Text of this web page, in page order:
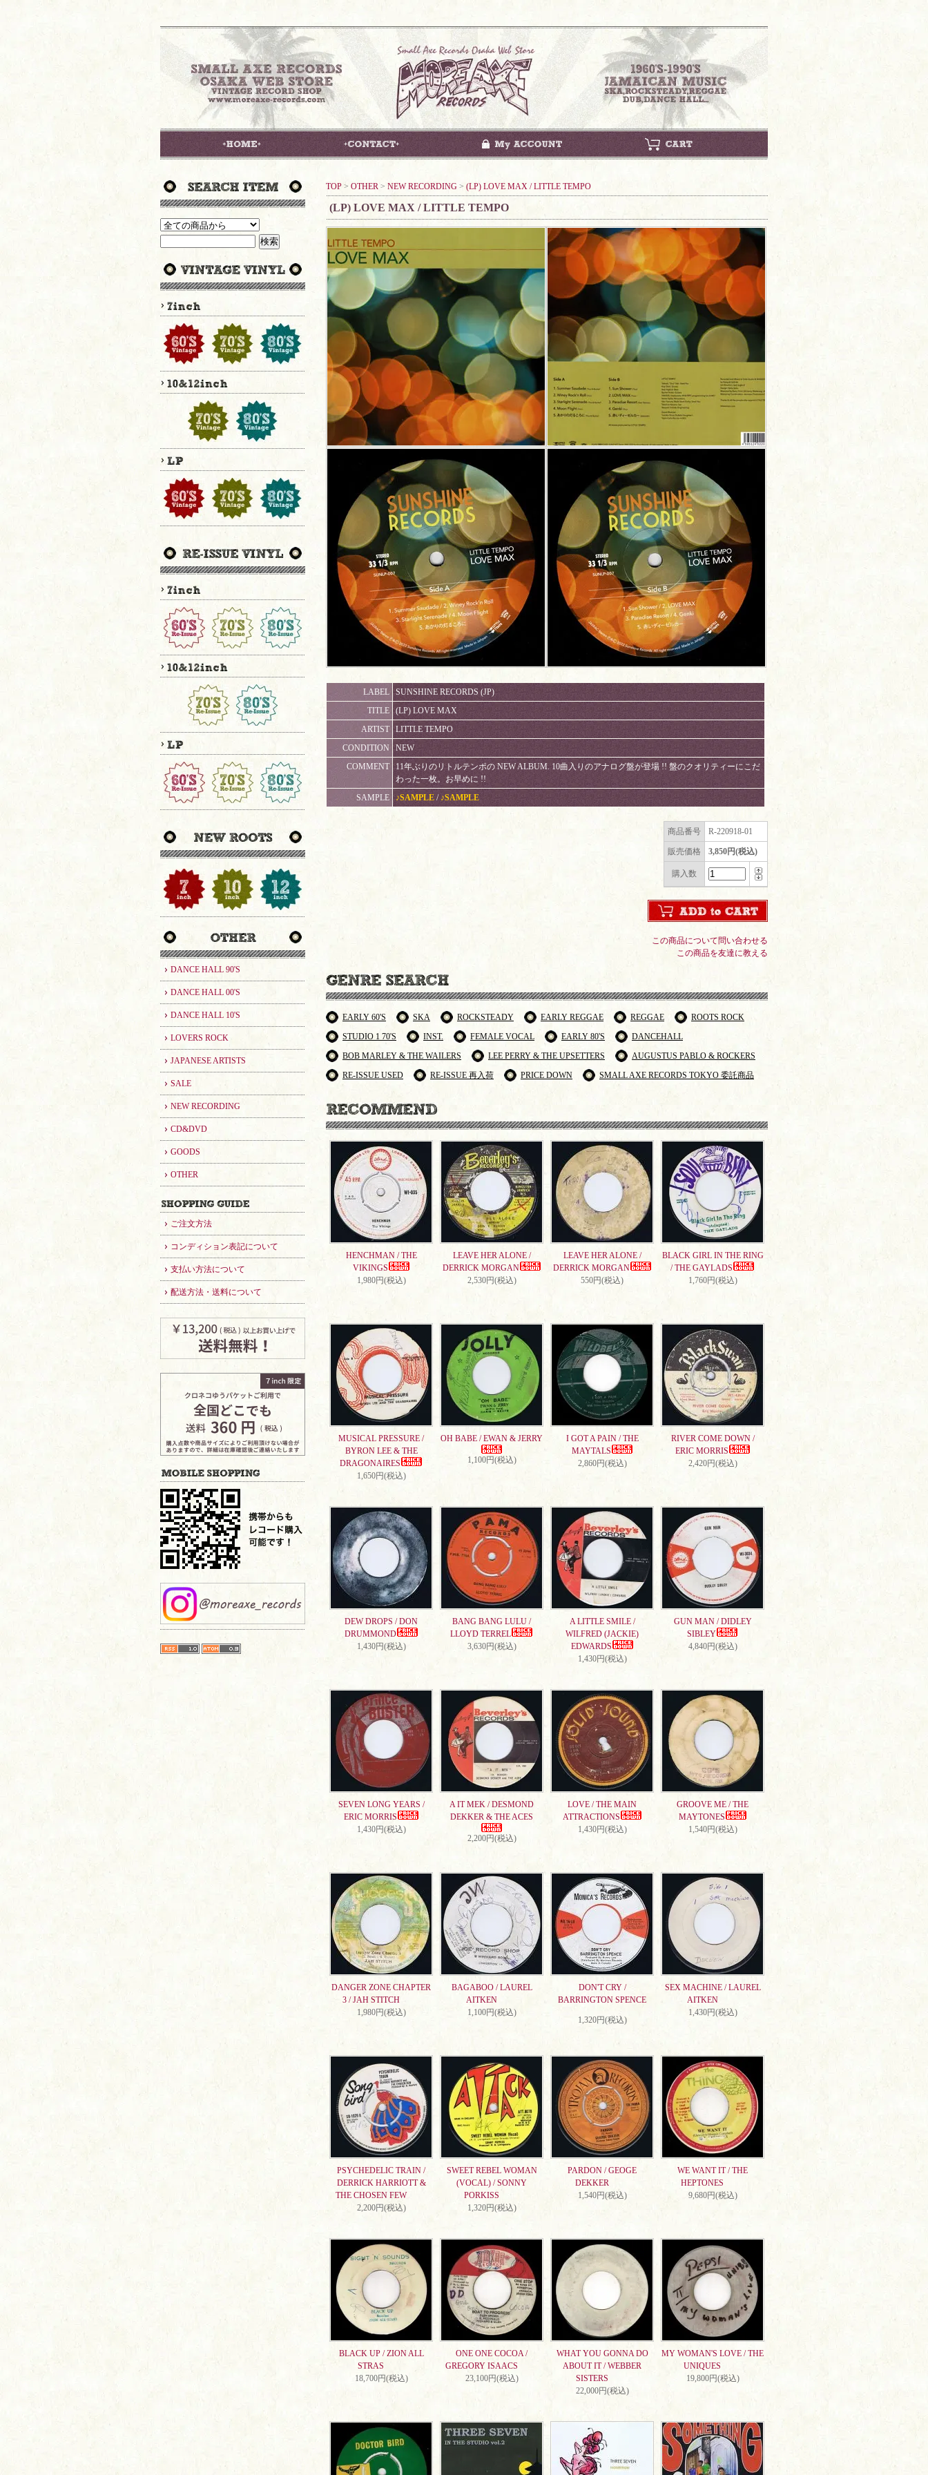
DANCE HALL 90'S
DANCE HALL 00'S
DANCE HALL 10'S
LOVERS ROCK
JAPANESE ARTISTS
SALE
NEW RECORDING
CD&DVD
GOODS
OTHER
ご注文方法
コンディション表記について
支払い方法について
配送方法・送料について
TOP > OTHER > NEW RECORDING > (LP) LOVE MAX / LITTLE TEMPO
(LP) LOVE MAX / LITTLE TEMPO
LABEL
SUNSHINE RECORDS (JP)
TITLE
(LP) LOVE MAX
ARTIST
LITTLE TEMPO
CONDITION
NEW
COMMENT
11年ぶりのリトルテンポの NEW ALBUM. 10曲入りのアナログ盤が登場 !! 盤のクオリティーにこだ
わった一枚。お早めに !!
SAMPLE
♪SAMPLE / ♪SAMPLE
商品番号 R-220918-01
販売価格 3,850円(税込)
購入数
この商品について問い合わせる
この商品を友達に教える
EARLY 60'S SKA ROCKSTEADY EARLY REGGAE REGGAE
ROOTS ROCK
STUDIO 1 70'S
INST. FEMALE VOCAL EARLY 80'S
DANCEHALL
BOB MARLEY & THE WAILERS
LEE PERRY & THE UPSETTERS
AUGUSTUS PABLO & ROCKERS
RE-ISSUE USED
RE-ISSUE 再入荷 PRICE DOWN SMALL AXE RECORDS TOKYO 委託商品
HENCHMAN / THE
VIKINGS
1,980円(税込)
LEAVE HER ALONE /
DERRICK MORGAN
2,530円(税込)
LEAVE HER ALONE /
DERRICK MORGAN
550円(税込)
BLACK GIRL IN THE RING
/ THE GAYLADS
1,760円(税込)
MUSICAL PRESSURE /
BYRON LEE & THE
DRAGONAIRES
1,650円(税込)
OH BABE / EWAN & JERRY
1,100円(税込)
I GOT A PAIN / THE
MAYTALS
2,860円(税込)
RIVER COME DOWN /
ERIC MORRIS
2,420円(税込)
DEW DROPS / DON
DRUMMOND
1,430円(税込)
BANG BANG LULU /
LLOYD TERREL
3,630円(税込)
A LITTLE SMILE /
WILFRED (JACKIE)
EDWARDS
1,430円(税込)
GUN MAN / DIDLEY
SIBLEY
4,840円(税込)
SEVEN LONG YEARS /
ERIC MORRIS
1,430円(税込)
A IT MEK / DESMOND
DEKKER & THE ACES
2,200円(税込)
LOVE / THE MAIN
ATTRACTIONS
1,430円(税込)
GROOVE ME / THE
MAYTONES
1,540円(税込)
DANGER ZONE CHAPTER
3 / JAH STITCH
1,980円(税込)
BAGABOO / LAUREL
AITKEN
1,100円(税込)
DON'T CRY /
BARRINGTON SPENCE
1,320円(税込)
SEX MACHINE / LAUREL
AITKEN
1,430円(税込)
PSYCHEDELIC TRAIN /
DERRICK HARRIOTT &
THE CHOSEN FEW
2,200円(税込)
SWEET REBEL WOMAN
(VOCAL) / SONNY
PORKISS
1,320円(税込)
PARDON / GEOGE
DEKKER
1,540円(税込)
WE WANT IT / THE
HEPTONES
9,680円(税込)
BLACK UP / ZION ALL
STRAS
18,700円(税込)
ONE ONE COCOA /
GREGORY ISAACS
23,100円(税込)
WHAT YOU GONNA DO
ABOUT IT / WEBBER
SISTERS
22,000円(税込)
MY WOMAN'S LOVE / THE
UNIQUES
19,800円(税込)